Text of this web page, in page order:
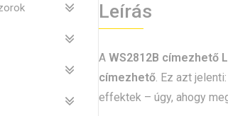
Leírás
A WS2812B címezhető
címezhető. Ez azt
effektek – úgy, ahogy